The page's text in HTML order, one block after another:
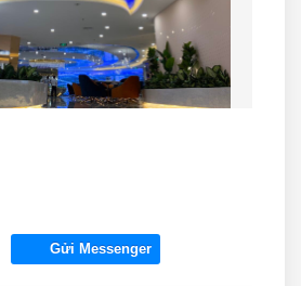
Gửi Messenger